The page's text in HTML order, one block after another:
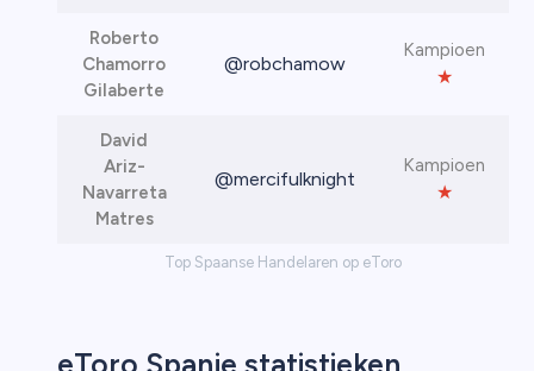
Top Spaanse Handelaren op eToro
Roberto
Chamorro
Gilaberte
@robchamow
Kampioen
★
David
Ariz-
Navarreta
Matres
@mercifulknight
Kampioen
★